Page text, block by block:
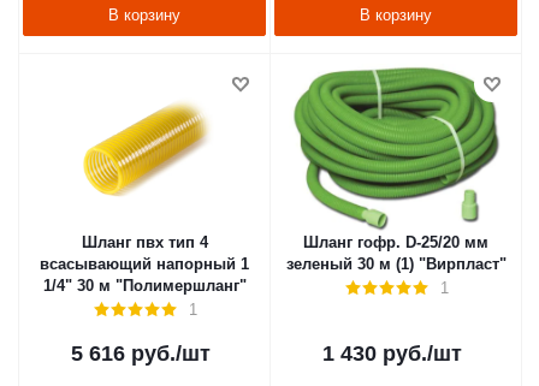
В корзину В корзину
Шланг пвх тип 4
всасывающий напорный 1
1/4" 30 м "Полимершланг"
1
5 616руб./шт
Шланг гофр. D-25/20 мм
зеленый 30 м (1) "Вирпласт"
1
1 430руб./шт